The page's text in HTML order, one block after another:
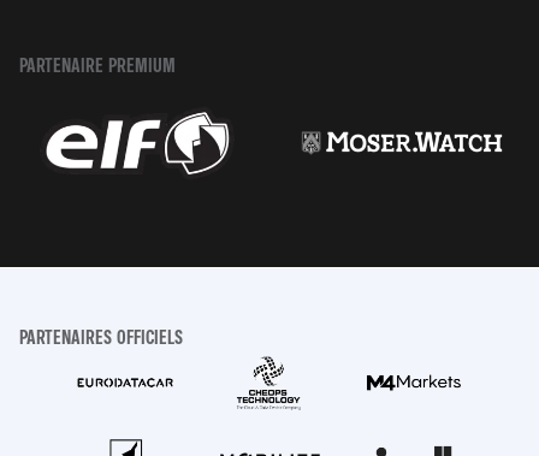
PARTENAIRE PREMIUM
PARTENAIRES OFFICIELS